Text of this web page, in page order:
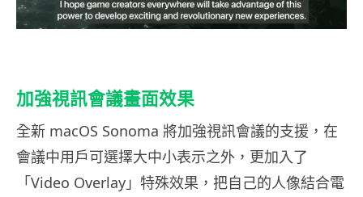
加強視訊會議畫面效果
全新 macOS Sonoma 將加強視訊會議的支援，在
會議中用戶可選擇大中小表示之外，更加入了
「Video Overlay」特殊效果，把自己的人像結合電